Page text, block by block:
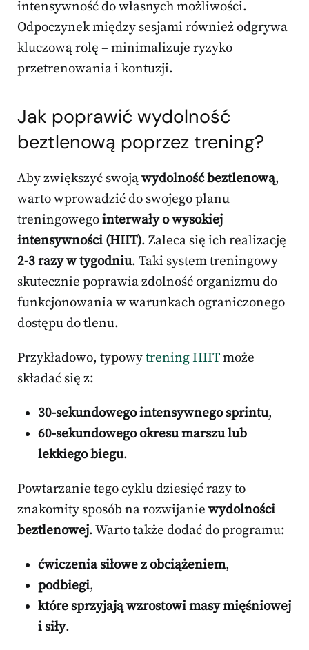
intensywność do własnych możliwości.
Odpoczynek między sesjami również odgrywa
kluczową rolę – minimalizuje ryzyko
przetrenowania i kontuzji.
Jak poprawić wydolność
beztlenową poprzez trening?
Aby zwiększyć swojąwydolność beztlenową,
warto wprowadzić do swojego planu
treningowegointerwały o wysokiej
intensywności (HIIT). Zaleca się ich realizację
2-3 razy w tygodniu. Taki system treningowy
skutecznie poprawia zdolność organizmu do
funkcjonowania w warunkach ograniczonego
dostępu do tlenu.
Przykładowo, typowytrening HIITmoże
składać się z:
30-sekundowego intensywnego sprintu,
60-sekundowego okresu marszu lub
lekkiego biegu.
Powtarzanie tego cyklu dziesięć razy to
znakomity sposób na rozwijanie wydolności
beztlenowej. Warto także dodać do programu:
ćwiczenia siłowe z obciążeniem,
podbiegi,
które sprzyjają wzrostowi masy mięśniowej
i siły.